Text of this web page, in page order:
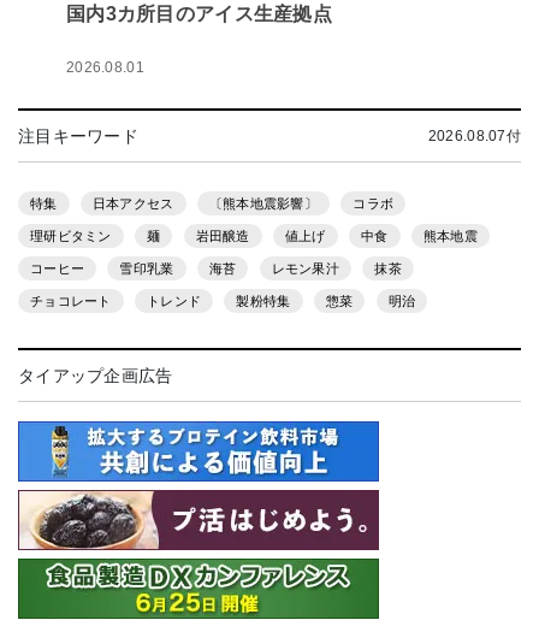
国内3カ所目のアイス生産拠点
2026.08.01
注目キーワード 2026.08.07付
特集 日本アクセス 〔熊本地震影響〕 コラボ
理研ビタミン 麺 岩田醸造 値上げ 中食 熊本地震
コーヒー 雪印乳業 海苔 レモン果汁 抹茶
チョコレート トレンド 製粉特集 惣菜 明治
タイアップ企画広告